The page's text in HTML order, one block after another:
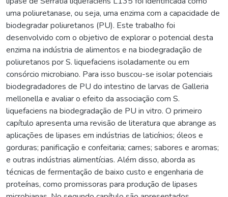
uma poliuretanase, ou seja, uma enzima com a capacidade de
biodegradar poliuretanos (PU). Este trabalho foi
desenvolvido com o objetivo de explorar o potencial desta
enzima na indústria de alimentos e na biodegradação de
poliuretanos por S. liquefaciens isoladamente ou em
consórcio microbiano. Para isso buscou-se isolar potenciais
biodegradadores de PU do intestino de larvas de Galleria
mellonella e avaliar o efeito da associação com S.
liquefaciens na biodegradação de PU in vitro. O primeiro
capítulo apresenta uma revisão de literatura que abrange as
aplicações de lipases em indústrias de laticínios; óleos e
gorduras; panificação e confeitaria; carnes; sabores e aromas;
e outras indústrias alimentícias. Além disso, aborda as
técnicas de fermentação de baixo custo e engenharia de
proteínas, como promissoras para produção de lipases